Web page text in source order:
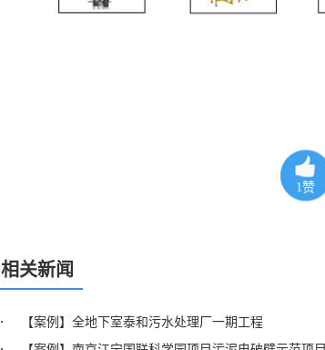
1赞
相关新闻
【案例】全地下室泰和污水处理厂一期工程